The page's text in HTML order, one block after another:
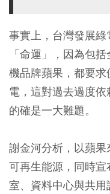
事實上，台灣發展
「命運」，因為包
機品牌蘋果，都要
電，這對過去過度依
的確是一大難題。
謝金河分析，以蘋
可再生能源，同時
室、資料中心與共